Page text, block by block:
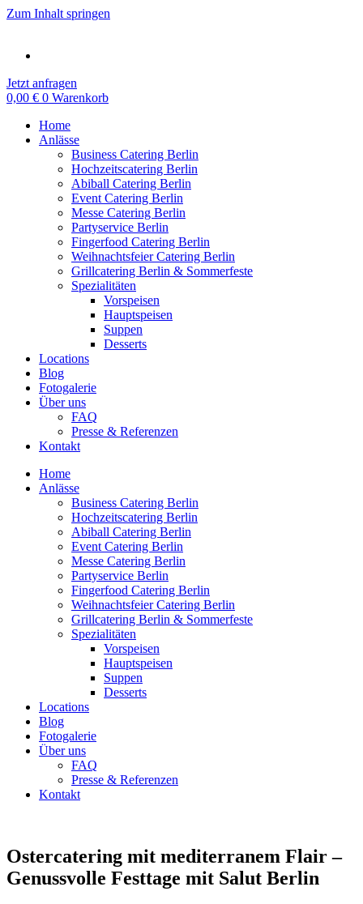
Zum Inhalt springen
Jetzt anfragen
0,00 € 0 Warenkorb
Home
Anlässe
Business Catering Berlin
Hochzeitscatering Berlin
Abiball Catering Berlin
Event Catering Berlin
Messe Catering Berlin
Partyservice Berlin
Fingerfood Catering Berlin
Weihnachtsfeier Catering Berlin
Grillcatering Berlin & Sommerfeste
Spezialitäten
Vorspeisen
Hauptspeisen
Suppen
Desserts
Locations
Blog
Fotogalerie
Über uns
FAQ
Presse & Referenzen
Kontakt
Home
Anlässe
Business Catering Berlin
Hochzeitscatering Berlin
Abiball Catering Berlin
Event Catering Berlin
Messe Catering Berlin
Partyservice Berlin
Fingerfood Catering Berlin
Weihnachtsfeier Catering Berlin
Grillcatering Berlin & Sommerfeste
Spezialitäten
Vorspeisen
Hauptspeisen
Suppen
Desserts
Locations
Blog
Fotogalerie
Über uns
FAQ
Presse & Referenzen
Kontakt
Ostercatering mit mediterranem Flair –
Genussvolle Festtage mit Salut Berlin